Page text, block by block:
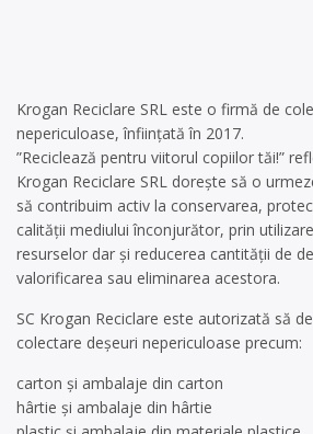
Krogan Reciclare SRL este o firmă de
nepericuloase, înființată în 2017.
”Reciclează pentru viitorul copiilor tăi!”
Krogan Reciclare SRL dorește să o
să contribuim activ la conservarea,
calităţii mediului înconjurător, prin
resurselor dar și reducerea cantității de
valorificarea sau eliminarea acestora.
SC Krogan Reciclare este autorizată să
colectare deșeuri nepericuloase precum:
carton și ambalaje din carton
hârtie și ambalaje din hârtie